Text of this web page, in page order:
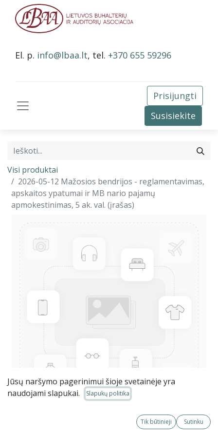
El. p. info@lbaa.lt, tel. +370 655 59296
Prisijungti
Susisiekite
Visi produktai
2026-05-12 Mažosios bendrijos - reglamentavimas,
apskaitos ypatumai ir MB nario pajamų
apmokestinimas, 5 ak. val. (įrašas)
2026-05-12 Mažosios bendrijos
Jūsų naršymo pagerinimui šioje svetainėje yra
naudojami slapukai.
Slapukų politika
Tik būtinieji Sutinku